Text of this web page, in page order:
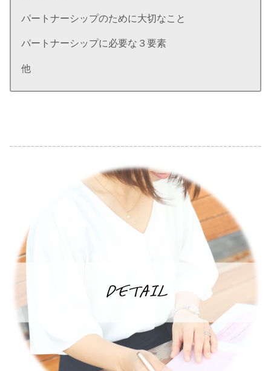
パートナーシップのために大切なこと
パートナーシップに必要な３要素
他